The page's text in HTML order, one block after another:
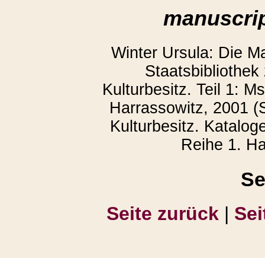
Winter Ursula: Die
Kulturbesitz. Teil 1:
Harrassowitz, 2001
Kulturbesitz.
Reihe 1.
Seite zurück |